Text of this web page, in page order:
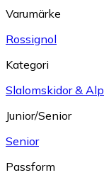
Varumärke
Rossignol
Kategori
Slalomskidor &
Junior/Senior
Senior
Passform